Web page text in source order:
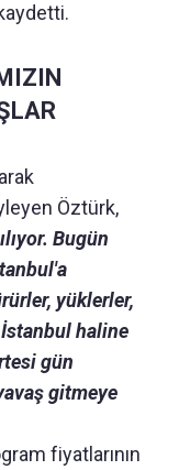
Öztürk,
Bugün
yüklerler,
haline
gün
gitmeye
fiyatlarının